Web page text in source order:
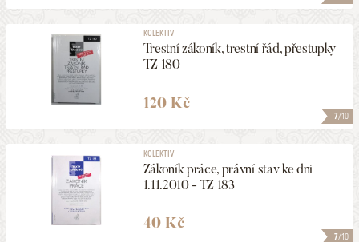
7/10
KOLEKTIV
Trestní zákoník, trestní řád, přestupky
TZ 180
120 Kč
7/10
KOLEKTIV
Zákoník práce, právní stav ke dni
1.11.2010 - TZ 183
40 Kč